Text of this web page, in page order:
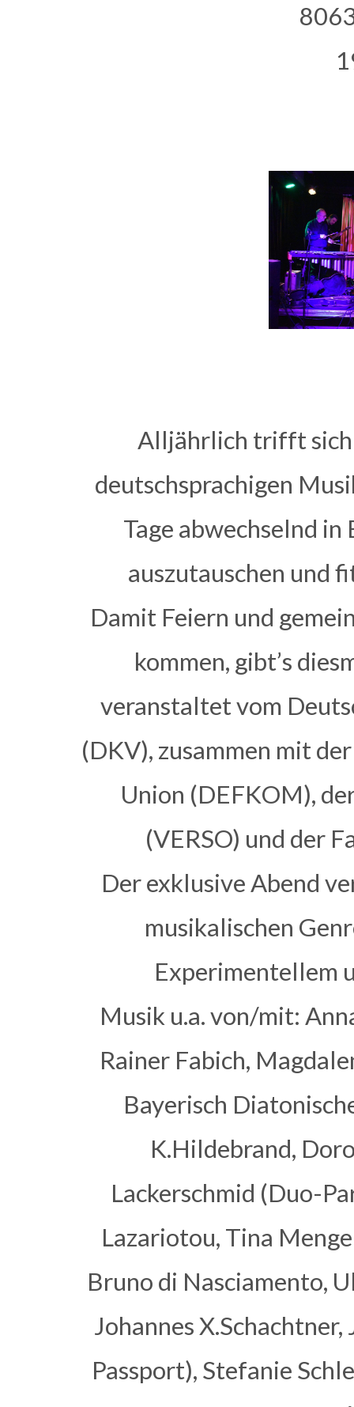
Alljährlich trifft sich
deutschsprachigen
Tage abwechselnd
auszutauschen und
Damit Feiern und
kommen, gibt’s
veranstaltet vom
(DKV), zusammen mit
Union (DEFKOM),
(VERSO) und der
Der exklusive Abend
musikalischen
Experimentellem
Musik u.a. von/mit:
Rainer Fabich,
Bayerisch
K.Hildebrand,
Lackerschmid (Duo-
Lazariotou, Tina
Bruno di Nasciamento,
Johannes
Passport), Stefanie